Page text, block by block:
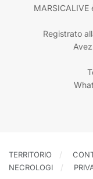
Registrato
TERRITORIO
NECROLOGI